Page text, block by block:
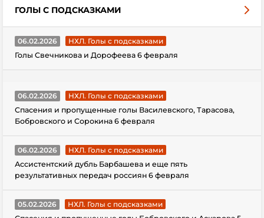
ГОЛЫ С ПОДСКАЗКАМИ
06.02.2026
НХЛ. Голы с подсказками
Голы Свечникова и Дорофеева 6 февраля
06.02.2026
НХЛ. Голы с подсказками
Спасения и пропущенные голы Василевского, Тарасова,
Бобровского и Сорокина 6 февраля
06.02.2026
НХЛ. Голы с подсказками
Ассистентский дубль Барбашева и еще пять
результативных передач россиян 6 февраля
05.02.2026
НХЛ. Голы с подсказками